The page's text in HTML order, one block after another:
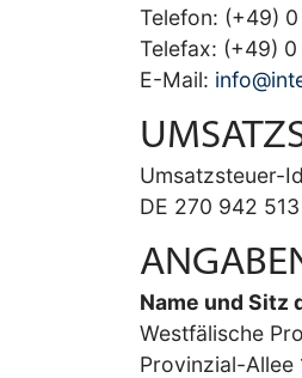
Telefon: (+49)
Telefax: (+49)
E-Mail:
Umsatzsteuer-
DE 270 942 513
Name und Sitz
Westfälische
Provinzial-Allee